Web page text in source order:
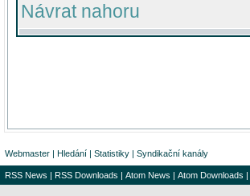
Návrat nahoru
Webmaster | Hledání | Statistiky | Syndikační kanály
RSS News | RSS Downloads | Atom News | Atom Downloads |